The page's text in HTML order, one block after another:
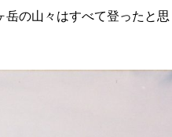
の山々はすべて登ったと思